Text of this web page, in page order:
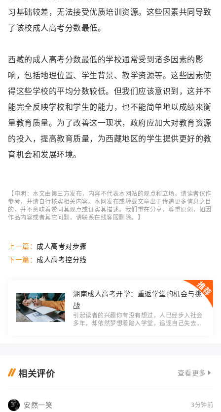
习基础较差，无法接受优质培训资源。这些因素共同导致
了该校成人高考分数最低。
西藏的成人高考分数最低的学校通常受到诸多因素的影
响，包括地理位置、学生背景、教学资源等。这些因素使
得这些学校的平均分数较低。但我们应该意识到，这并不
能完全反映学校和学生的能力，也不能简单地以成绩来衡
量教育质量。为了改善这一现状，政府应加大对教育资源
的投入，提高教育质量，为西藏地区的学生提供更好的教
育机会和发展环境。
【申明：本文由第三方发布，内容不代表本网站的观点和立场。请读者仅作
参考，并请自行核实相关内容。本网发布或转载文章出于传递更多信息之目
的，并不意味着赞同其观点或证实其描述。我们重在分享，尊重原创，如因
作品内容或者其它问题，请联系在线客服删除。】
上一篇： 成人高考对步骤
下一篇： 成人高考控分线
湖南成人高考开学：重返学堂的机会与挑
战
引起读者的兴趣你有没有想过，人已经步入社会
多年，却依然梦想着踏入学堂，追逐自己失去的
相关评价 查看更多
安然一笑 3分钟前